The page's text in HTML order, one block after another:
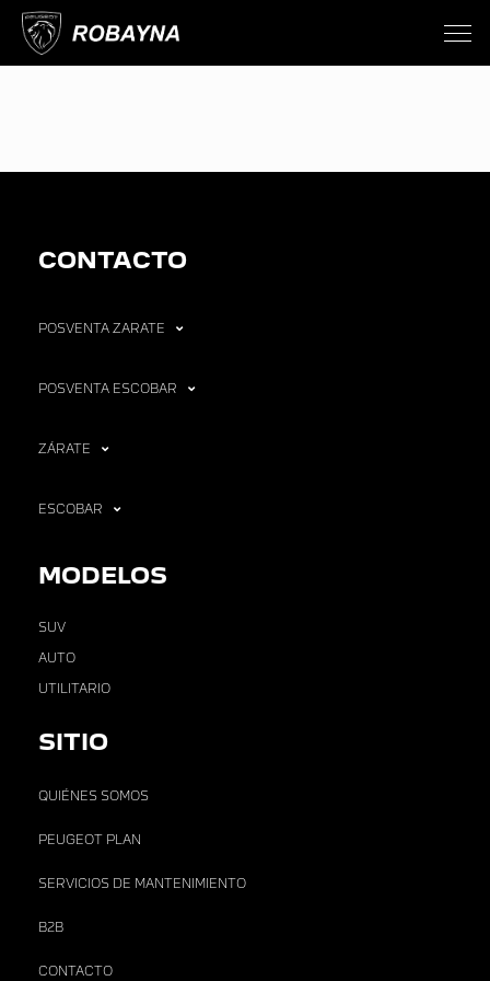
CONTACTO
POSVENTA ZARATE
POSVENTA ESCOBAR
ZÁRATE
ESCOBAR
MODELOS
SUV
AUTO
UTILITARIO
SITIO
QUIÉNES SOMOS
PEUGEOT PLAN
SERVICIOS DE MANTENIMIENTO
B2B
CONTACTO